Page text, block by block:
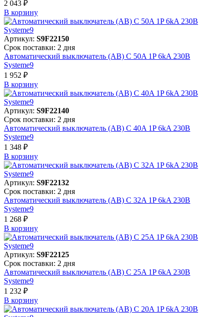
2 043 ₽
В корзинy
Артикул: S9F22150
Срок поставки: 2 дня
Автоматический выключатель (АВ) C 50A 1P 6kA 230В
Systeme9
1 952 ₽
В корзинy
Артикул: S9F22140
Срок поставки: 2 дня
Автоматический выключатель (АВ) C 40A 1P 6kA 230В
Systeme9
1 348 ₽
В корзинy
Артикул: S9F22132
Срок поставки: 2 дня
Автоматический выключатель (АВ) C 32A 1P 6kA 230В
Systeme9
1 268 ₽
В корзинy
Артикул: S9F22125
Срок поставки: 2 дня
Автоматический выключатель (АВ) C 25A 1P 6kA 230В
Systeme9
1 232 ₽
В корзинy